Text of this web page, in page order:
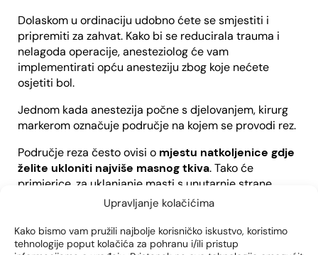
Upravljanje kolačićima
Kako bismo vam pružili najbolje korisničko iskustvo, koristimo
tehnologije poput kolačića za pohranu i/ili pristup
Dolaskom u ordinaciju udobno ćete se smjestiti i
pripremiti za zahvat. Kako bi se reducirala trauma i
nelagoda operacije, anesteziolog će vam
implementirati opću anesteziju zbog koje nećete
osjetiti bol.
Jednom kada anestezija počne s djelovanjem, kirurg
markerom označuje područje na kojem se provodi rez.
Područje reza često ovisi o mjestu natkoljenice gdje
želite ukloniti najviše masnog tkiva. Tako će
primjerice, za uklanjanje masti s unutarnje strane
bedra biti potrebno napraviti rez dužprepona
se provodi na područjukukova.